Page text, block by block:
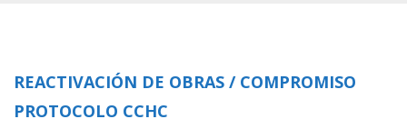
REACTIVACIÓN DE OBRAS / COMPROMISO
PROTOCOLO CCHC